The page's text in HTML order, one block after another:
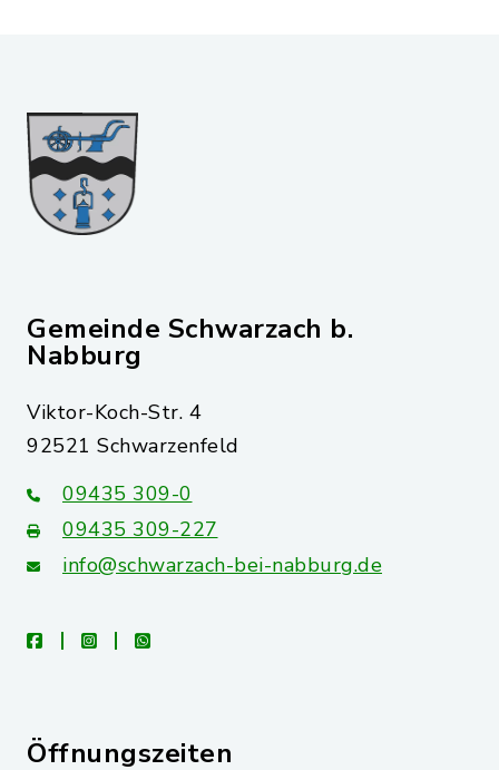
Gemeinde Schwarzach b.
Nabburg
Viktor-Koch-Str. 4
92521 Schwarzenfeld
09435 309-0
09435 309-227
info@schwarzach-bei-nabburg.de
facebookinstagramwhatsapp
Öffnungszeiten